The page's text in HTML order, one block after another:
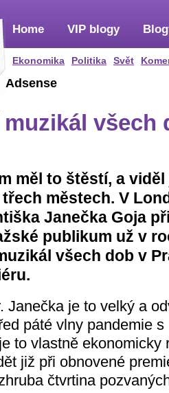
Home
Ekonomika Politika Svět
VIP blogy
Adsense
všech
měl to štěstí, a
městech. V
Janečka Goja
publikum už v
všech dob v
Janečka je to velký a
páté vlny pandemie
to vlastně ekonomicky
již při obnovené
čtvrtina